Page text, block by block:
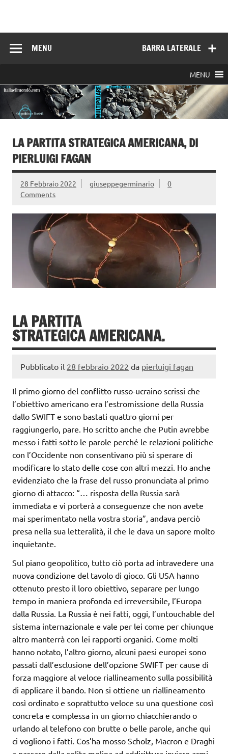
BARRA LATERALE
MENU
MENU
LA PARTITA STRATEGICA AMERICANA, DI
PIERLUIGI FAGAN
28 Febbraio 2022 giuseppegerminario
0
Comments
LA PARTITA
STRATEGICA AMERICANA.
Pubblicato il 28 febbraio 2022 da pierluigi fagan
Il primo giorno del conflitto russo-ucraino scrissi che
l’obiettivo americano era l’estromissione della Russia
dallo SWIFT e sono bastati quattro giorni per
raggiungerlo, pare. Ho scritto anche che Putin avrebbe
messo i fatti sotto le parole perché le relazioni politiche
con l’Occidente non consentivano più si sperare di
modificare lo stato delle cose con altri mezzi. Ho anche
evidenziato che la frase del russo pronunciata al primo
giorno di attacco: “… risposta della Russia sarà
immediata e vi porterà a conseguenze che non avete
mai sperimentato nella vostra storia”, andava perciò
presa nella sua letteralità, il che le dava un sapore molto
inquietante.
Sul piano geopolitico, tutto ciò porta ad intravedere una
nuova condizione del tavolo di gioco. Gli USA hanno
ottenuto presto il loro obiettivo, separare per lungo
tempo in maniera profonda ed irreversibile, l’Europa
dalla Russia. La Russia è nei fatti, oggi, l’untouchable del
sistema internazionale e vale per lei come per chiunque
altro manterrà con lei rapporti organici. Come molti
hanno notato, l’altro giorno, alcuni paesi europei sono
passati dall’esclusione dell’opzione SWIFT per cause di
forza maggiore al veloce riallineamento sulla possibilità
di applicare il bando. Non si ottiene un riallineamento
così ordinato e soprattutto veloce su una questione così
concreta e complessa in un giorno chiacchierando o
urlando al telefono con brutte o belle parole, anche qui
ci vogliono i fatti. Cos’ha mosso Scholz, Macron e Draghi